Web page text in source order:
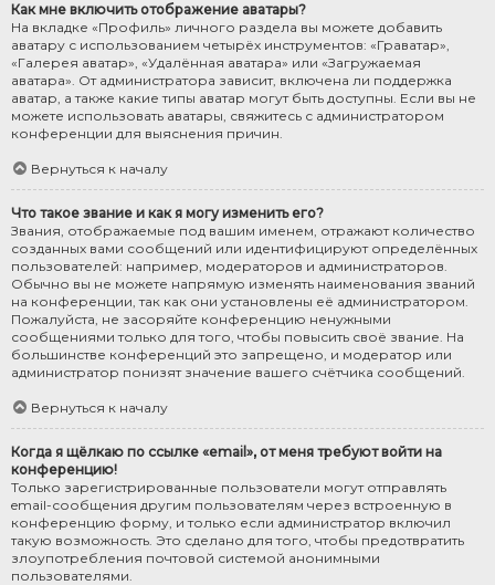
Как мне включить отображение аватары?
На вкладке «Профиль» личного раздела вы можете добавить
аватару с использованием четырёх инструментов: «Граватар»,
«Галерея аватар», «Удалённая аватара» или «Загружаемая
аватара». От администратора зависит, включена ли поддержка
аватар, а также какие типы аватар могут быть доступны. Если вы не
можете использовать аватары, свяжитесь с администратором
конференции для выяснения причин.
Вернуться к началу
Что такое звание и как я могу изменить его?
Звания, отображаемые под вашим именем, отражают количество
созданных вами сообщений или идентифицируют определённых
пользователей: например, модераторов и администраторов.
Обычно вы не можете напрямую изменять наименования званий
на конференции, так как они установлены её администратором.
Пожалуйста, не засоряйте конференцию ненужными
сообщениями только для того, чтобы повысить своё звание. На
большинстве конференций это запрещено, и модератор или
администратор понизят значение вашего счётчика сообщений.
Вернуться к началу
Когда я щёлкаю по ссылке «email», от меня требуют войти на
конференцию!
Только зарегистрированные пользователи могут отправлять
email-сообщения другим пользователям через встроенную в
конференцию форму, и только если администратор включил
такую возможность. Это сделано для того, чтобы предотвратить
злоупотребления почтовой системой анонимными
пользователями.